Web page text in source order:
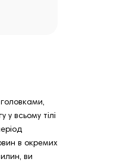
всьому тілі
в окремих
ви